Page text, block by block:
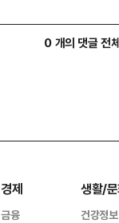
0 개의 댓글 전
경제
금융
생활/
건강정보